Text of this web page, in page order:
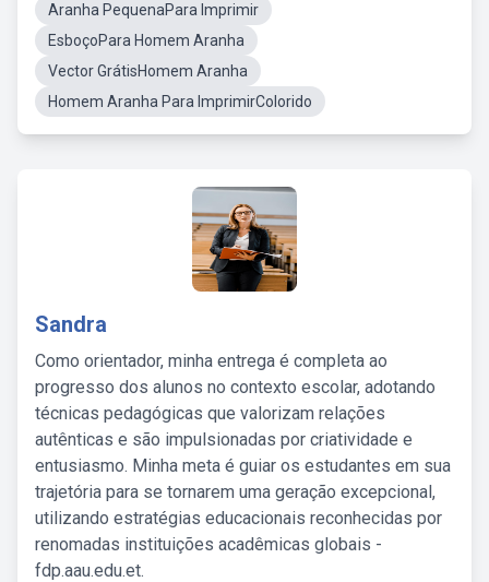
Aranha PequenaPara Imprimir
EsboçoPara Homem Aranha
Vector GrátisHomem Aranha
Homem Aranha Para ImprimirColorido
Sandra
Como orientador, minha entrega é completa ao
progresso dos alunos no contexto escolar, adotando
técnicas pedagógicas que valorizam relações
autênticas e são impulsionadas por criatividade e
entusiasmo. Minha meta é guiar os estudantes em sua
trajetória para se tornarem uma geração excepcional,
utilizando estratégias educacionais reconhecidas por
renomadas instituições acadêmicas globais -
fdp.aau.edu.et.